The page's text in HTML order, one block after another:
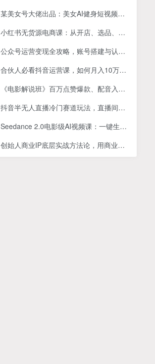
某美女号大佬出品：美女AI健身短视频制作教学，条条爆款的流量密码
小红书无货源电商课：从开店、选品、上架到内容制作，无需囤货快速启动，月盈利过万(更新
公众号运营变现全攻略，账号搭建与认证选择，爆款文章六大要素解析
合伙人必看抖音运营课，如何月入10万+，一节课告诉你答案！
《电影解说班》百万点赞爆款、配音入门、1分钟出字幕PR剪辑、直播文案课等
抖音半无人直播冷门赛道玩法，直播间流量非常大，单号收益也不低！
Seedance 2.0电影级AI视频课：一键生成多镜头+一致角色+音频叙事
创始人商业IP底层实战方法论，用商业思维打造创始人商业IP，优化变现模式